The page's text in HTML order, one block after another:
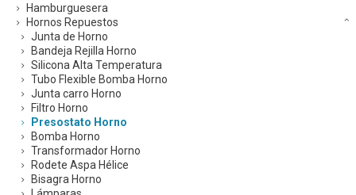
Hamburguesera
Hornos Repuestos
Junta de Horno
Bandeja Rejilla Horno
Silicona Alta Temperatura
Tubo Flexible Bomba Horno
Junta carro Horno
Filtro Horno
Presostato Horno
Bomba Horno
Transformador Horno
Rodete Aspa Hélice
Bisagra Horno